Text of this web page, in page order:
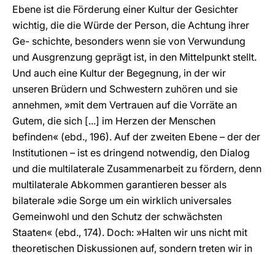
Ebene ist die Förderung einer Kultur der Gesichter
wichtig, die die Würde der Person, die Achtung ihrer
Ge- schichte, besonders wenn sie von Verwundung
und Ausgrenzung geprägt ist, in den Mittelpunkt stellt.
Und auch eine Kultur der Begegnung, in der wir
unseren Brüdern und Schwestern zuhören und sie
annehmen, »mit dem Vertrauen auf die Vorräte an
Gutem, die sich [...] im Herzen der Menschen
befinden« (ebd., 196). Auf der zweiten Ebene – der der
Institutionen – ist es dringend notwendig, den Dialog
und die multilaterale Zusammenarbeit zu fördern, denn
multilaterale Abkommen garantieren besser als
bilaterale »die Sorge um ein wirklich universales
Gemeinwohl und den Schutz der schwächsten
Staaten« (ebd., 174). Doch: »Halten wir uns nicht mit
theoretischen Diskussionen auf, sondern treten wir in